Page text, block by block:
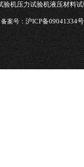
验机压力试验机液压材料
备案号：沪ICP备09041334